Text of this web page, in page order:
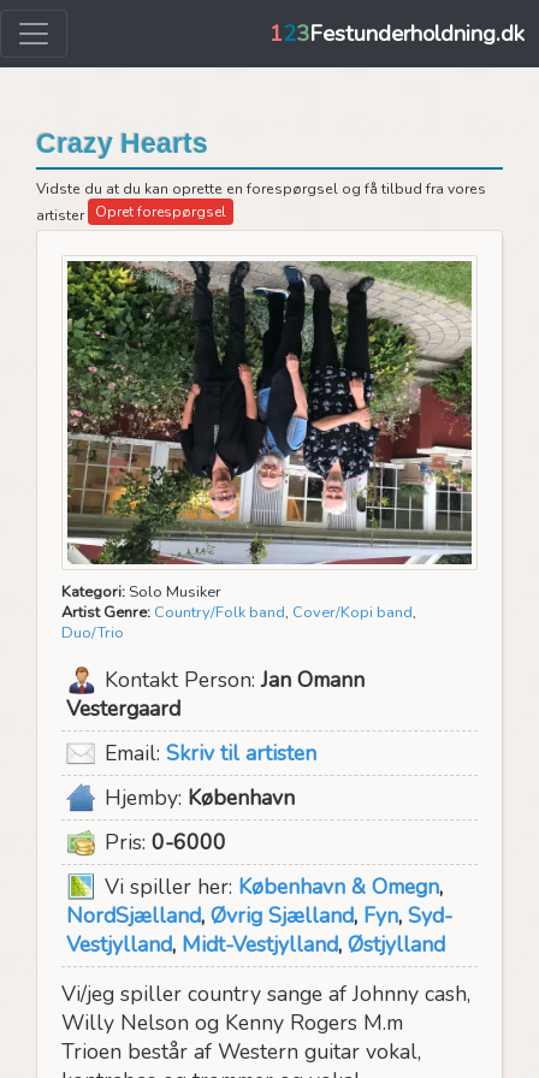
123Festunderholdning.dk
Crazy Hearts
Vidste du at du kan oprette en forespørgsel og få tilbud fra vores
artister Opret forespørgsel
Kategori: Solo Musiker
Artist Genre: Country/Folk band, Cover/Kopi band,
Duo/Trio
Kontakt Person:Jan Omann
Vestergaard
Email: Skriv til artisten
Hjemby: København
Pris: 0-6000
Vi spiller her: København & Omegn,
NordSjælland, Øvrig Sjælland, Fyn, Syd-
Vestjylland, Midt-Vestjylland, Østjylland
Vi/jeg spiller country sange af Johnny cash,
Willy Nelson og Kenny Rogers M.m
Trioen består af Western guitar vokal,